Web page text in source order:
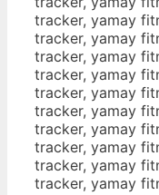
tracker, yamay
tracker, yamay
tracker, yamay
tracker, yamay
tracker, yamay
tracker, yamay
tracker, yamay
tracker, yamay
tracker, yamay
tracker, yamay